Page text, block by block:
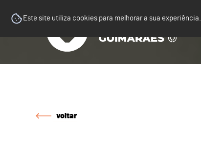
Este site utiliza cookies para melhorar a sua experiência.
voltar